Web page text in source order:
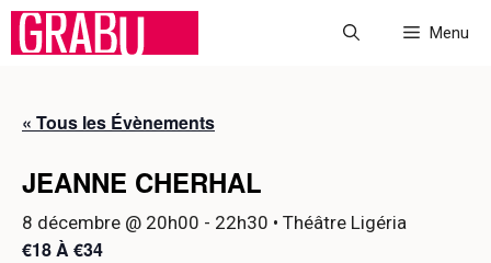
Aller
Menu
« Tous les Évènements
JEANNE CHERHAL
8 décembre @ 20h00 - 22h30
€18 À €34
• Théâtre Ligéria